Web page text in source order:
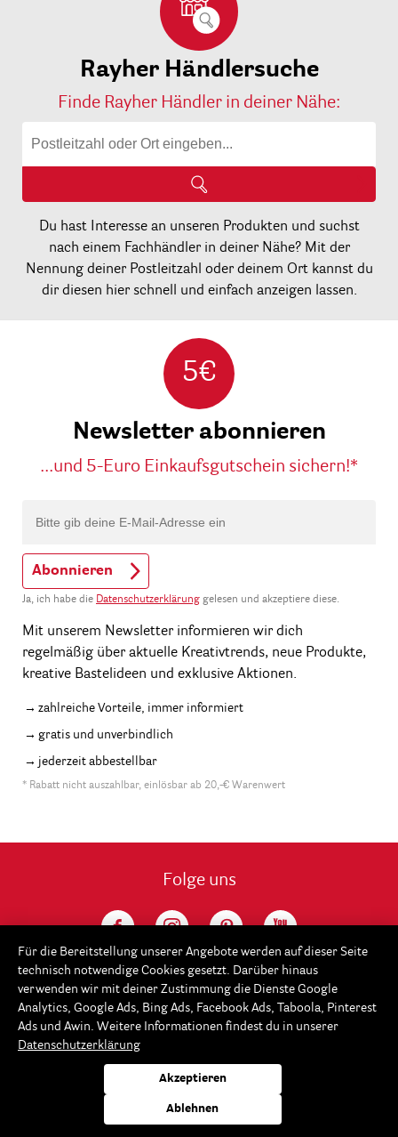
Rayher Händlersuche
Finde Rayher Händler in deiner Nähe:
Du hast Interesse an unseren Produkten und suchst
nach einem Fachhändler in deiner Nähe? Mit der
Nennung deiner Postleitzahl oder deinem Ort kannst du
dir diesen hier schnell und einfach anzeigen lassen.
5€
Newsletter abonnieren
...und 5-Euro Einkaufsgutschein sichern!*
Abonnieren
Ja, ich habe die Datenschutzerklärung gelesen und akzeptiere diese.
Mit unserem Newsletter informieren wir dich
regelmäßig über aktuelle Kreativtrends, neue Produkte,
kreative Bastelideen und exklusive Aktionen.
zahlreiche Vorteile, immer informiert
gratis und unverbindlich
jederzeit abbestellbar
* Rabatt nicht auszahlbar, einlösbar ab 20,-€ Warenwert
Folge uns
Service
Für die Bereitstellung unserer Angebote werden auf dieser Seite
technisch notwendige Cookies gesetzt. Darüber hinaus
verwenden wir mit deiner Zustimmung die Dienste Google
Analytics, Google Ads, Bing Ads, Facebook Ads, Taboola, Pinterest
Ads und Awin. Weitere Informationen findest du in unserer
Datenschutzerklärung
Akzeptieren
Ablehnen